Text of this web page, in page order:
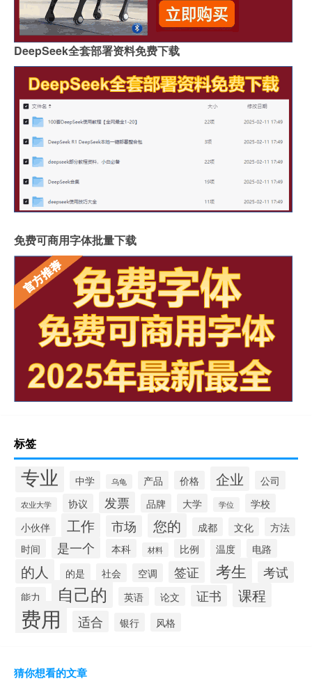
DeepSeek全套部署资料免费下载
免费可商用字体批量下载
标签
专业 中学 乌龟 产品 价格 企业 公司
农业大学 协议 发票 品牌 大学 学位
学校
小伙伴
工作 市场 您的 成都 文化
方法
时间
是一个 本科 材料 比例 温度 电路
的人 的是 社会 空调 签证 考生 考试
能力 自己的 英语 论文 证书 课程
费用 适合 银行 风格
猜你想看的文章